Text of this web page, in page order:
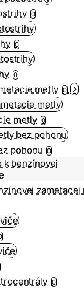
0
0
0
metly 0
metly 0
pohonu 0
zametacej
0